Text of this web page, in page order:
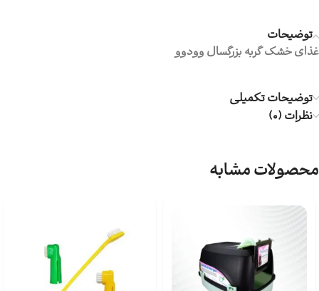
توضیحات
غذای خشک گربه بزرگسال وودوو
توضیحات تکمیلی
نظرات (0)
محصولات مشابه